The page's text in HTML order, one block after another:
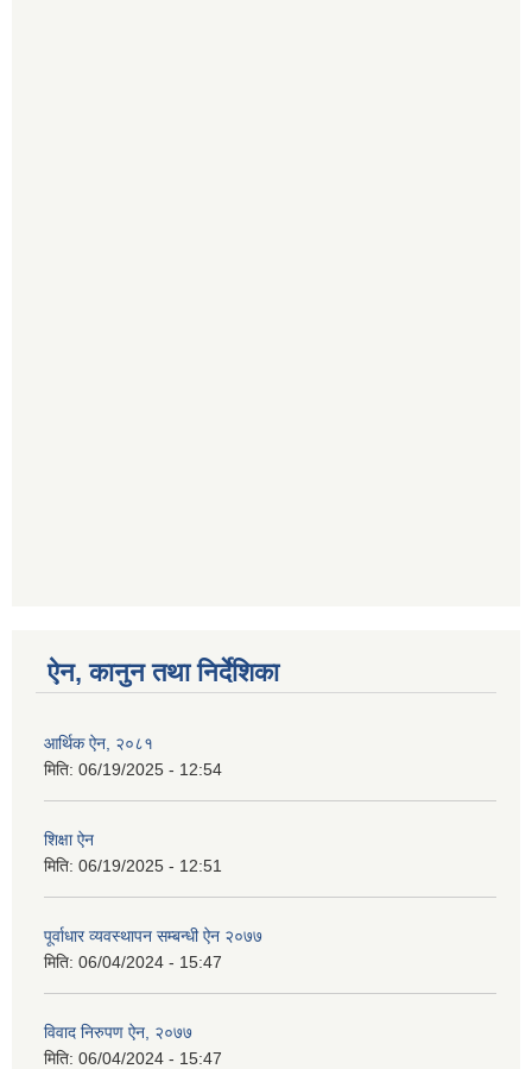
ऐन, कानुन तथा निर्देशिका
आर्थिक ऐन, २०८१
मिति: 06/19/2025 - 12:54
शिक्षा ऐन
मिति: 06/19/2025 - 12:51
पूर्वाधार व्यवस्थापन सम्बन्धी ऐन २०७७
मिति: 06/04/2024 - 15:47
विवाद निरुपण ऐन, २०७७
मिति: 06/04/2024 - 15:47